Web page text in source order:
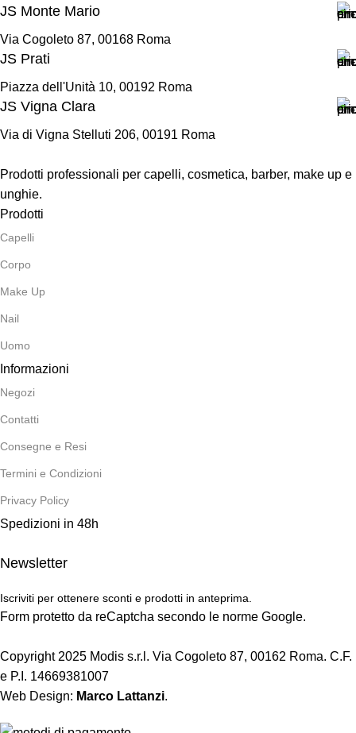
JS Monte Mario
Via Cogoleto 87, 00168 Roma
JS Prati
Piazza dell'Unità 10, 00192 Roma
JS Vigna Clara
Via di Vigna Stelluti 206, 00191 Roma
Prodotti professionali per capelli, cosmetica, barber, make up e
unghie.
Prodotti
Capelli
Corpo
Make Up
Nail
Uomo
Informazioni
Negozi
Contatti
Consegne e Resi
Termini e Condizioni
Privacy Policy
Spedizioni in 48h
Newsletter
Iscriviti per ottenere sconti e prodotti in anteprima.
Form protetto da reCaptcha secondo le norme Google.
Copyright 2025 Modis s.r.l. Via Cogoleto 87, 00162 Roma. C.F.
e P.I. 14669381007
Web Design: Marco Lattanzi.